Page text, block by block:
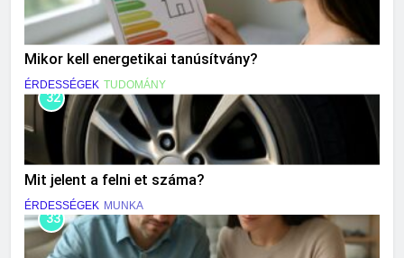
Mikor kell energetikai tanúsítvány?
ÉRDESSÉGEK TUDOMÁNY
32
Mit jelent a felni et száma?
ÉRDESSÉGEK MUNKA
33